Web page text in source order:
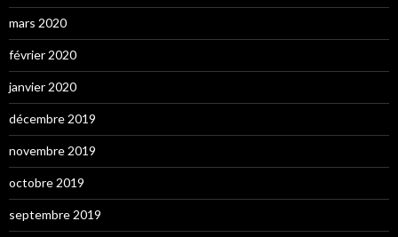
mars 2020
février 2020
janvier 2020
décembre 2019
novembre 2019
octobre 2019
septembre 2019